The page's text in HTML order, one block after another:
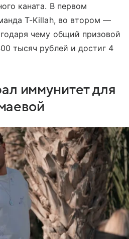
каната. В первом
T-Killah, во втором —
чему общий призовой
тысяч рублей и достиг 4
иммунитет для